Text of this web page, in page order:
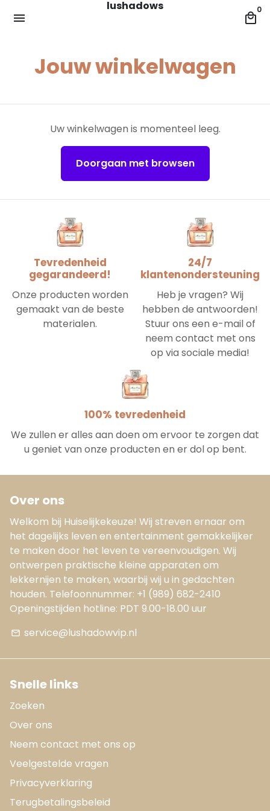
naar
menu
lushadows
local_mall
0
Jouw winkelwagen
Uw winkelwagen is momenteel leeg.
Doorgaan met browsen
Tevredenheid
gegarandeerd!
Onze producten worden
gemaakt van de beste
materialen.
24/7
klantenondersteuning
Heb je vragen? Wij
hebben de antwoorden!
Stuur ons een e-mail of
neem contact met ons
op via sociale media!
100% tevredenheid
We zullen er alles aan doen om ervoor te zorgen dat
u geniet van onze producten en er dol op bent.
Over ons
Welkom bij Huiselijkekeuze! Wij streven ernaar om
het dagelijks leven en entertainment gemakkelijker
te maken door het leven te vereenvoudigen. Wij
ontwerpen praktische kleine apparaten om
lekkernijen te maken, waarbij wij u in gedachten
houden. Telefoonnummer: +1 (989) 682-2410
Openingstijden hotline: PDT 9.00-18.00 uur
email service@lushadowvip.nl
Snelle links
Zoeken
Over ons
Neem contact met ons op
Veelgestelde vragen
Privacyverklaring
Terugbetalingsbeleid